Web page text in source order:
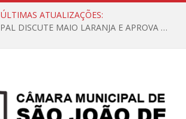
ÚLTIMAS ATUALIZAÇÕES:
CÂMARA MUNICIPAL DISCUTE MAIO LARANJA E APROVA REQUERIMENTO SOBRE SINALIZAÇÃO URBANA